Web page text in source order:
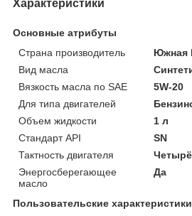
Характеристики
Основные атрибуты
Страна производитель
Южная
Вид масла
Вязкость масла по SAE
5W-20
Для типа двигателей
Объем жидкости
1 л
Стандарт API
SN
Тактность двигателя
Энергосберегающее
масло
Да
Пользовательские характеристики